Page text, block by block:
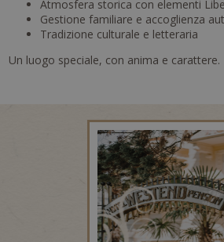
Atmosfera storica con elementi
Gestione familiare e accoglienza
Tradizione culturale e letteraria
Un luogo speciale, con anima e carattere.